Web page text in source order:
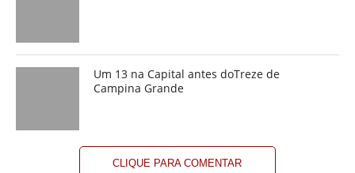
Um 13 na Capital antes doTreze de
Campina Grande
CLIQUE PARA COMENTAR